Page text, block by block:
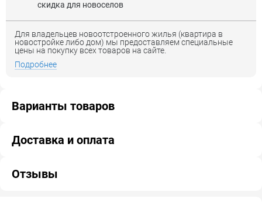
скидка для новоселов
Для владельцев новоотстроенного жилья (квартира в
новостройке либо дом) мы предоставляем специальные
цены на покупку всех товаров на сайте.
Подробнее
Варианты товаров
Доставка и оплата
Отзывы